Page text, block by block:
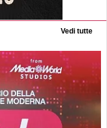
Vedi tutte